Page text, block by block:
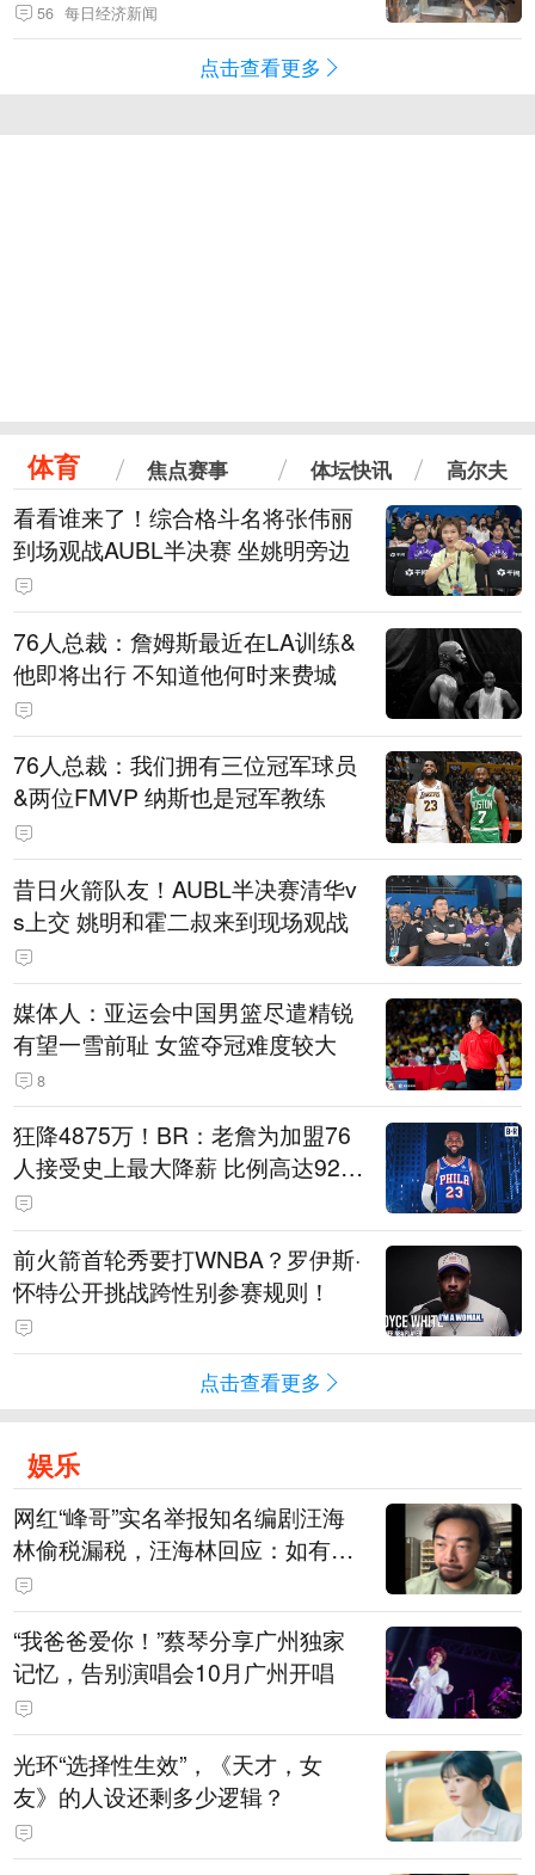
56 每日经济新闻
点击查看更多
体育 焦点赛事 体坛快讯 高尔夫
看看谁来了！综合格斗名将张伟丽
到场观战AUBL半决赛 坐姚明旁边
76人总裁：詹姆斯最近在LA训练&
他即将出行 不知道他何时来费城
76人总裁：我们拥有三位冠军球员
&两位FMVP 纳斯也是冠军教练
昔日火箭队友！AUBL半决赛清华v
s上交 姚明和霍二叔来到现场观战
媒体人：亚运会中国男篮尽遣精锐
有望一雪前耻 女篮夺冠难度较大
8
狂降4875万！BR：老詹为加盟76
人接受史上最大降薪 比例高达92.
6%
前火箭首轮秀要打WNBA？罗伊斯·
怀特公开挑战跨性别参赛规则！
点击查看更多
娱乐
网红“峰哥”实名举报知名编剧汪海
林偷税漏税，汪海林回应：如有违
法行为，相关机构自会进行评判和
处理，清者自清，无需一一回应
“我爸爸爱你！”蔡琴分享广州独家
记忆，告别演唱会10月广州开唱
光环“选择性生效”，《天才，女
友》的人设还剩多少逻辑？